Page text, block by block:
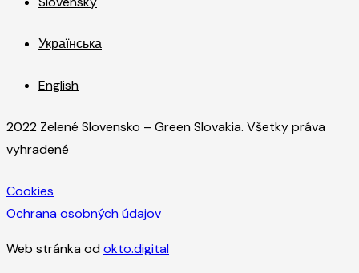
Українська
English
2022 Zelené Slovensko – Green Slovakia. Všetky práva
vyhradené
Cookies
Ochrana osobných údajov
Web stránka od okto.digital